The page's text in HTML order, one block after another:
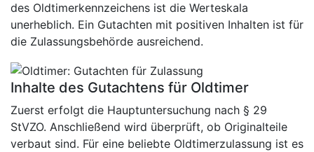
des Oldtimerkennzeichens ist die Werteskala
unerheblich. Ein Gutachten mit positiven Inhalten ist für
die Zulassungsbehörde ausreichend.
Inhalte des Gutachtens für Oldtimer
Zuerst erfolgt die Hauptuntersuchung nach § 29
StVZO. Anschließend wird überprüft, ob Originalteile
verbaut sind. Für eine beliebte Oldtimerzulassung ist es